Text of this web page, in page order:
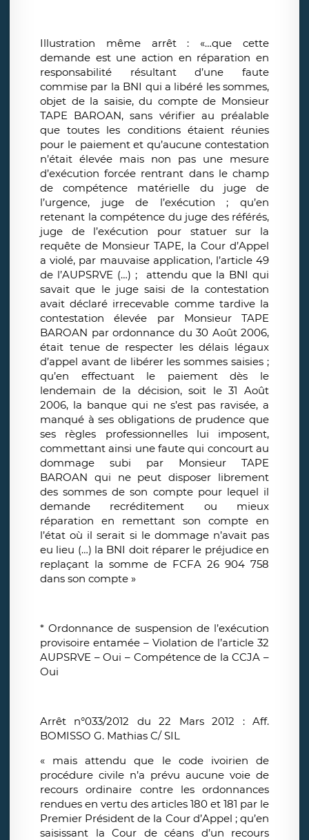
Illustration même arrêt : «…que cette
demande est une action en réparation en
responsabilité résultant d’une faute
commise par la BNI qui a libéré les sommes,
objet de la saisie, du compte de Monsieur
TAPE BAROAN, sans vérifier au préalable
que toutes les conditions étaient réunies
pour le paiement et qu’aucune contestation
n’était élevée mais non pas une mesure
d’exécution forcée rentrant dans le champ
de compétence matérielle du juge de
l’urgence, juge de l’exécution ; qu’en
retenant la compétence du juge des référés,
juge de l’exécution pour statuer sur la
requête de Monsieur TAPE, la Cour d’Appel
a violé, par mauvaise application, l’article 49
de l’AUPSRVE (…) ; attendu que la BNI qui
savait que le juge saisi de la contestation
avait déclaré irrecevable comme tardive la
contestation élevée par Monsieur TAPE
BAROAN par ordonnance du 30 Août 2006,
était tenue de respecter les délais légaux
d’appel avant de libérer les sommes saisies ;
qu’en effectuant le paiement dès le
lendemain de la décision, soit le 31 Août
2006, la banque qui ne s’est pas ravisée, a
manqué à ses obligations de prudence que
ses règles professionnelles lui imposent,
commettant ainsi une faute qui concourt au
dommage subi par Monsieur TAPE
BAROAN qui ne peut disposer librement
des sommes de son compte pour lequel il
demande recréditement ou mieux
réparation en remettant son compte en
l’état où il serait si le dommage n’avait pas
eu lieu (…) la BNI doit réparer le préjudice en
replaçant la somme de FCFA 26 904 758
dans son compte »
* Ordonnance de suspension de l’exécution
provisoire entamée – Violation de l’article 32
AUPSRVE – Oui – Compétence de la CCJA –
Oui
Arrêt n°033/2012 du 22 Mars 2012 : Aff.
BOMISSO G. Mathias C/ SIL
« mais attendu que le code ivoirien de
procédure civile n’a prévu aucune voie de
recours ordinaire contre les ordonnances
rendues en vertu des articles 180 et 181 par le
Premier Président de la Cour d’Appel ; qu’en
saisissant la Cour de céans d’un recours